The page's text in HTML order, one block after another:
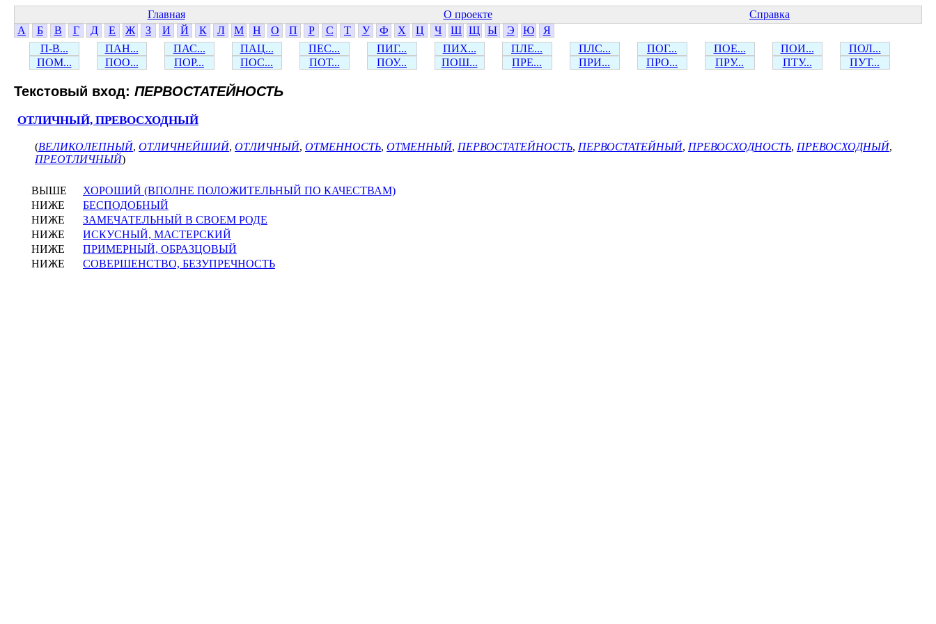
Главная О проекте
Справка
А
Б В Г Д Е Ж З И Й К Л М Н О П Р С Т У Ф Х Ц Ч Ш Щ Ы Э Ю
Я
П-В...
ПАН... ПАС... ПАЦ... ПЕС... ПИГ... ПИХ... ПЛЕ... ПЛС... ПОГ... ПОЕ... ПОИ...
ПОЛ...
ПОМ...
ПОО... ПОР... ПОС... ПОТ... ПОУ... ПОШ... ПРЕ... ПРИ... ПРО... ПРУ... ПТУ... ПУТ...
Текстовый вход: ПЕРВОСТАТЕЙНОСТЬ
ОТЛИЧНЫЙ, ПРЕВОСХОДНЫЙ
(ВЕЛИКОЛЕПНЫЙ, ОТЛИЧНЕЙШИЙ, ОТЛИЧНЫЙ, ОТМЕННОСТЬ, ОТМЕННЫЙ, ПЕРВОСТАТЕЙНОСТЬ, ПЕРВОСТАТЕЙНЫЙ, ПРЕВОСХОДНОСТЬ, ПРЕВОСХОДНЫЙ,
ПРЕОТЛИЧНЫЙ)
ВЫШЕ
ХОРОШИЙ (ВПОЛНЕ ПОЛОЖИТЕЛЬНЫЙ ПО КАЧЕСТВАМ)
НИЖЕ
БЕСПОДОБНЫЙ
НИЖЕ
ЗАМЕЧАТЕЛЬНЫЙ В СВОЕМ РОДЕ
НИЖЕ
ИСКУСНЫЙ, МАСТЕРСКИЙ
НИЖЕ
ПРИМЕРНЫЙ, ОБРАЗЦОВЫЙ
НИЖЕ
СОВЕРШЕНСТВО, БЕЗУПРЕЧНОСТЬ